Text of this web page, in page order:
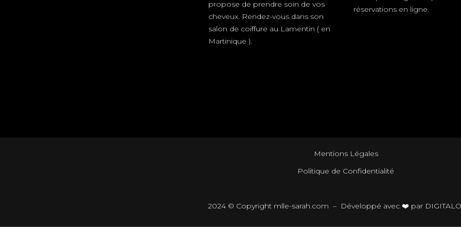
propose de prendre soin de vos
cheveux. Rendez-vousdans son
salon de coiffure au Lamentin ( en
Martinique ).
réservations en ligne.
Mentions Légales
Politique de Confidentialité
2024 © Copyright mlle-sarah.com – Développé avec ❤️ par